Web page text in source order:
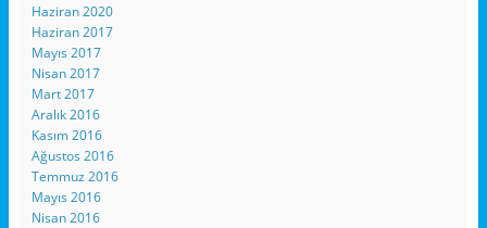
Haziran 2020
Haziran 2017
Mayıs 2017
Nisan 2017
Mart 2017
Aralık 2016
Kasım 2016
Ağustos 2016
Temmuz 2016
Mayıs 2016
Nisan 2016